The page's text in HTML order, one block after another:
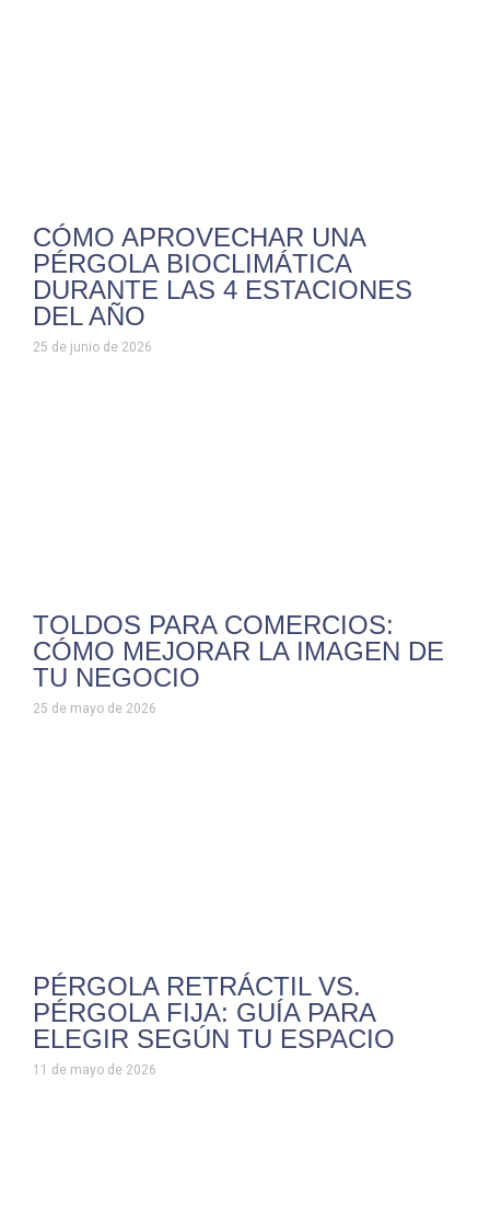
CÓMO APROVECHAR UNA
PÉRGOLA BIOCLIMÁTICA
DURANTE LAS 4 ESTACIONES
DEL AÑO
25 de junio de 2026
TOLDOS PARA COMERCIOS:
CÓMO MEJORAR LA IMAGEN DE
TU NEGOCIO
25 de mayo de 2026
PÉRGOLA RETRÁCTIL VS.
PÉRGOLA FIJA: GUÍA PARA
ELEGIR SEGÚN TU ESPACIO
11 de mayo de 2026